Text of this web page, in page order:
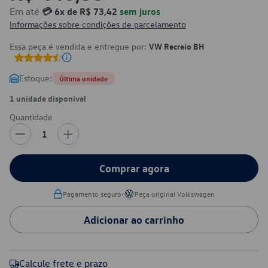
Em até 💳 6x de R$ 73,42 sem juros
Informações sobre condições de parcelamento
Essa peça é vendida e entregue por: VW Recreio BH
Estoque: Última unidade
1 unidade disponível
Quantidade
1
Comprar agora
Pagamento seguro• Peça original Volkswagen
Adicionar ao carrinho
Calcule frete e prazo